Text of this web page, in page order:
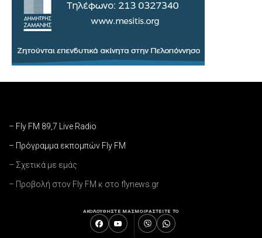
– Fly FM 89,7 Live Radio
– Πρόγραμμα εκπομπών Fly FM
– Σχετικά με εμάς
– Προβολή στον Fly FM κ στο flynews.gr
ΑΚΟΛΟΥΘΗΣΤΕ ΜΑΣΜΟΙΡΑΣΤΕΙΤΕ ΤΟ